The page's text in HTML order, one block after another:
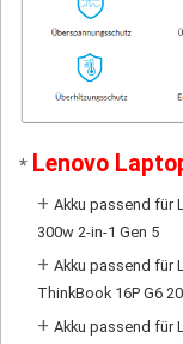
* Lenovo
+ Akku passend für
300w 2-in-1 Gen 5
+ Akku passend für
ThinkBook 16P G6
+ Akku passend für